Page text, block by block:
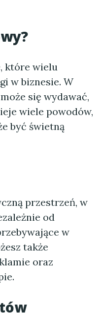
które wielu
w biznesie. W
się wydawać,
wiele powodów,
być świetną
przestrzeń, w
od
w
także
oraz